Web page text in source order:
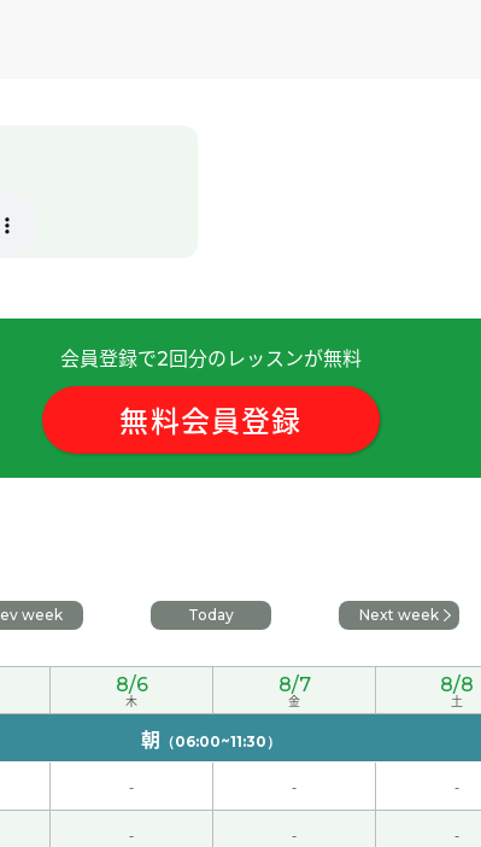
很重要，特别是在游泳的时候上半身伸展运动必须的
备当前功能的电脑，物理学模拟进行起来更有趣。下
。( 男性 )
( 50代 男性 )
。( 女性 )
。因此，体重增加导致跑步变得吃力，这让我很烦恼
会員登録で2回分のレッスンが無料
無料会員登録
week Today Next week
8/6
木
8/7
金
8/8
土
朝 （06:00~11:30）
- - -
- - -